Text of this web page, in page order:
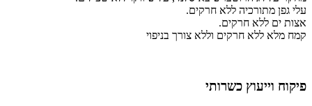
עלי גפן מתורכיה ללא חרקים.
אצות ים ללא חרקים.
קמח מלא ללא חרקים וללא צורך בניפוי
פיקוח וייעוץ כשרותי